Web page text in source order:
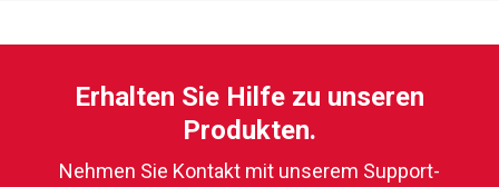
Erhalten Sie Hilfe zu unseren
Produkten.
Nehmen Sie Kontakt mit unserem Support-